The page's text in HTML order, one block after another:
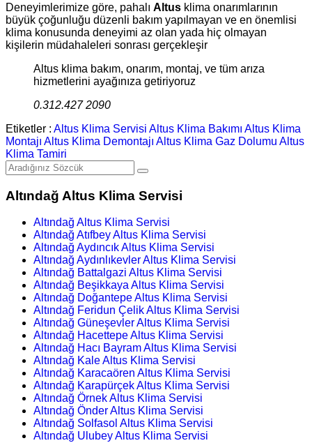
Deneyimlerimize göre, pahalı Altus klima onarımlarının
büyük çoğunluğu düzenli bakım yapılmayan ve en önemlisi
klima konusunda deneyimi az olan yada hiç olmayan
kişilerin müdahaleleri sonrası gerçekleşir
Altus klima bakım, onarım, montaj, ve tüm arıza
hizmetlerini ayağınıza getiriyoruz
0.312.427 2090
Etiketler : Altus Klima Servisi Altus Klima Bakımı Altus Klima
Montajı Altus Klima Demontajı Altus Klima Gaz Dolumu Altus
Klima Tamiri
Altındağ Altus Klima Servisi
Altındağ Altus Klima Servisi
Altındağ Atıfbey Altus Klima Servisi
Altındağ Aydıncık Altus Klima Servisi
Altındağ Aydınlıkevler Altus Klima Servisi
Altındağ Battalgazi Altus Klima Servisi
Altındağ Beşikkaya Altus Klima Servisi
Altındağ Doğantepe Altus Klima Servisi
Altındağ Feridun Çelik Altus Klima Servisi
Altındağ Güneşevler Altus Klima Servisi
Altındağ Hacettepe Altus Klima Servisi
Altındağ Hacı Bayram Altus Klima Servisi
Altındağ Kale Altus Klima Servisi
Altındağ Karacaören Altus Klima Servisi
Altındağ Karapürçek Altus Klima Servisi
Altındağ Örnek Altus Klima Servisi
Altındağ Önder Altus Klima Servisi
Altındağ Solfasol Altus Klima Servisi
Altındağ Ulubey Altus Klima Servisi